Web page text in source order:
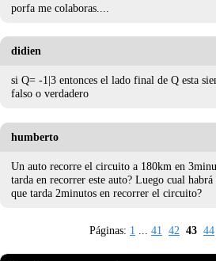
porfa me colaboras....
didien
si Q= -1|3 entonces el lado final de Q esta
falso o verdadero
humberto
Un auto recorre el circuito a 180km en
tarda en recorrer este auto? Luego cual
que tarda 2minutos en recorrer el circuito?
Páginas: 1 41 42 43 44